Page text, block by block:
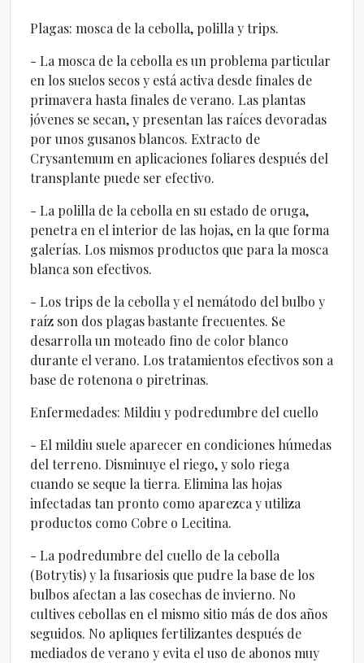
Plagas: mosca de la cebolla, polilla y trips.
- La mosca de la cebolla es un problema particular
en los suelos secos y está activa desde finales de
primavera hasta finales de verano. Las plantas
jóvenes se secan, y presentan las raíces devoradas
por unos gusanos blancos. Extracto de
Crysantemum en aplicaciones foliares después del
transplante puede ser efectivo.
- La polilla de la cebolla en su estado de oruga,
penetra en el interior de las hojas, en la que forma
galerías. Los mismos productos que para la mosca
blanca son efectivos.
- Los trips de la cebolla y el nemátodo del bulbo y
raíz son dos plagas bastante frecuentes. Se
desarrolla un moteado fino de color blanco
durante el verano. Los tratamientos efectivos son a
base de rotenona o piretrinas.
Enfermedades: Mildiu y podredumbre del cuello
- El mildiu suele aparecer en condiciones húmedas
del terreno. Disminuye el riego, y solo riega
cuando se seque la tierra. Elimina las hojas
infectadas tan pronto como aparezca y utiliza
productos como Cobre o Lecitina.
- La podredumbre del cuello de la cebolla
(Botrytis) y la fusariosis que pudre la base de los
bulbos afectan a las cosechas de invierno. No
cultives cebollas en el mismo sitio más de dos años
seguidos. No apliques fertilizantes después de
mediados de verano y evita el uso de abonos muy